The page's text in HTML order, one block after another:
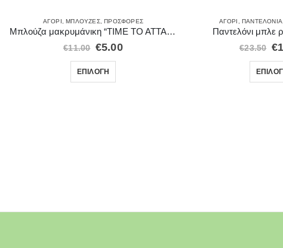
ΑΓΌΡΙ,ΜΠΛΟΎΖΕΣ,ΠΡΟΣΦΟΡΈΣ
Μπλούζα μακρυμάνικη “TIME TO ATTACK”
€11.00 €5.00
ΕΠΙΛΟΓΉ
ΑΓΌΡΙ ,ΠΑΝΤΕΛΌΝΙΑ
Παντελόνι μπλε
€23.50 €